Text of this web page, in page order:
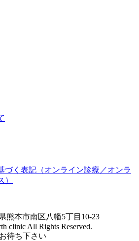
づく表記（オンライン診療／オンラ
熊本市南区八幡5丁目10-23
clinic All Rights Reserved.
待ち下さい